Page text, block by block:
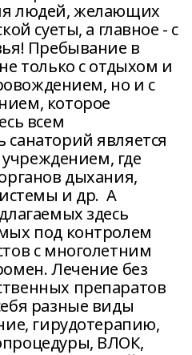
людей, желающих
суеты, а главное - с
Пребывание в
только с отдыхом и
но и с
которое
всем
является
где
дыхания,
и др. А
здесь
под контролем
с многолетним
Лечение без
препаратов
разные виды
гирудотерапию,
ВЛОК,